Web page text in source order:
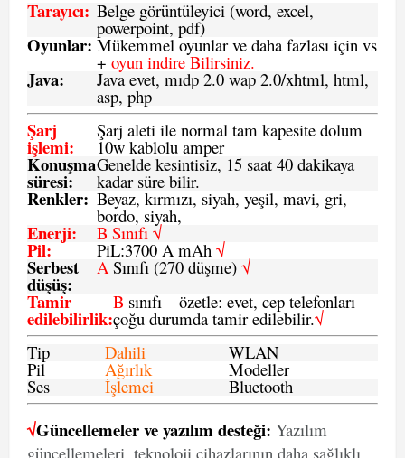
Tarayıcı: Belge görüntüleyici (word, excel,
powerpoint, pdf)
Oyunlar: Mükemmel oyunlar ve daha fazlası için vs
+ oyun indire Bilirsiniz.
Java: Java evet, mıdp 2.0 wap 2.0/xhtml, html,
asp, php
Şarj
işlemi:
Şarj aleti ile normal tam kapesite dolum
10w kablolu amper
Konuşma
süresi:
Genelde kesintisiz, 15 saat 40 dakikaya
kadar süre bilir.
Renkler: Beyaz, kırmızı, siyah, yeşil, mavi, gri,
bordo, siyah,
Enerji: B Sınıfı √
Pil: PiL:3700 A mAh √
Serbest
düşüş:
ASınıfı (270 düşme) √
Tamir
edilebilirlik:
B sınıfı – özetle: evet, cep telefonları
çoğu durumda tamir edilebilir.√
Tip
Dahili WLAN
Pil Ağırlık Modeller
Ses İşlemci Bluetooth
√Güncellemeler ve yazılım desteği: Yazılım
güncellemeleri, teknoloji cihazlarının daha sağlıklı